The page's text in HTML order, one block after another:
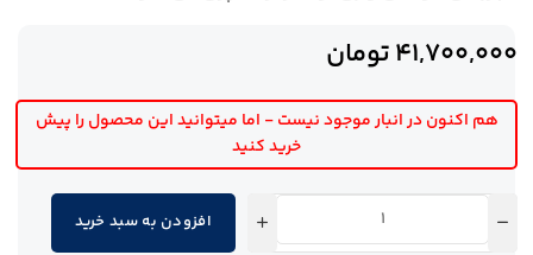
41,700,000تومان
هم اکنون در انبار موجود نیست - اما میتوانید این محصول را پیش
خرید کنید
افزودن به سبد خرید